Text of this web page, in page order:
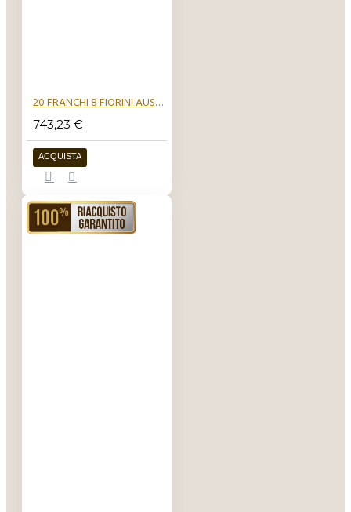
20 FRANCHI 8 FIORINI AUSTRIA
743,23 €
ACQUISTA
RIACQUISTO GARANTITO